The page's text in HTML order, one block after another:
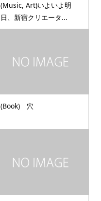
(Music, Art)いよいよ明
日、新宿クリエータ...
(Book) 穴